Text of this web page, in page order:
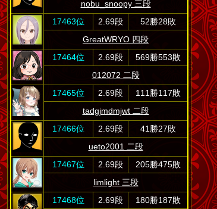
nobu_snoopy 三段
17463位
2.69段
52勝28敗
GreatWRYO 四段
17464位
2.69段
569勝553敗
012072 二段
17465位
2.69段
111勝117敗
tadgjmdmjwt 二段
17466位
2.69段
41勝27敗
ueto2001 二段
17467位
2.69段
205勝475敗
limlight 三段
17468位
2.69段
180勝187敗